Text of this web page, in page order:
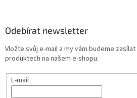
Odebírat newsletter
Vložte svůj e-mail a my vám budeme
produktech na našem e-shopu.
E-mail